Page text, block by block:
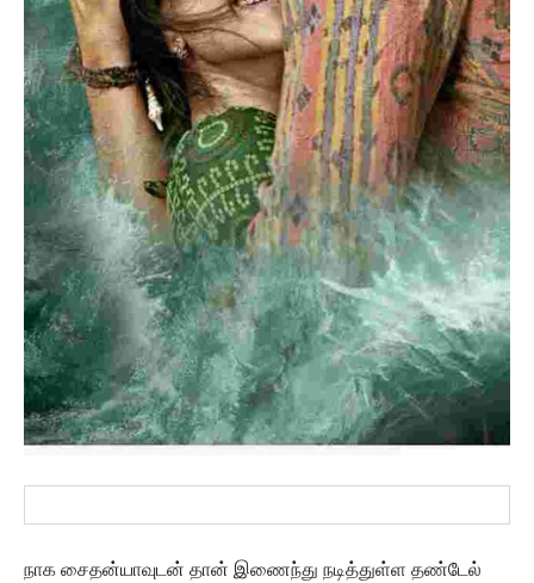
நாக சைதன்யாவுடன் தான் இணைந்து நடித்துள்ள தண்டேல்